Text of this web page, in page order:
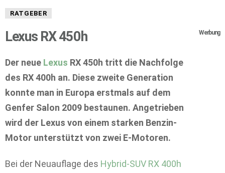
RATGEBER
Lexus RX 450h Werbung
Der neue Lexus RX 450h tritt die Nachfolge
des RX 400h an. Diese zweite Generation
konnte man in Europa erstmals auf dem
Genfer Salon 2009 bestaunen. Angetrieben
wird der Lexus von einem starken Benzin-
Motor unterstützt von zwei E-Motoren.
Bei der Neuauflage des Hybrid-SUV RX 400h